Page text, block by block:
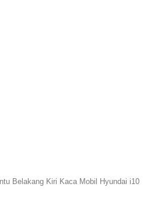
Belakang Kiri Kaca Mobil Hyundai i10